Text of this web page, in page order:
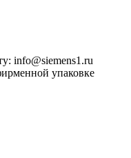
info@siemens1.ru
упаковке